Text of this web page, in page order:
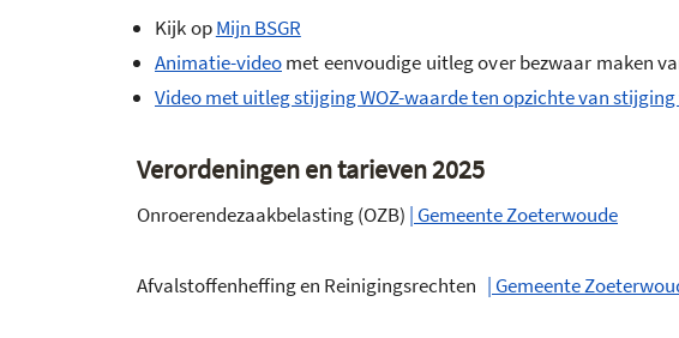
Kijk opMijn BSGR
Animatie-videomet eenvoudige uitleg over bezwaar maken
Video met uitleg stijging WOZ-waarde ten opzichte van
Verordeningen en tarieven 2025
Onroerendezaakbelasting (OZB) | Gemeente Zoeterwoude
Afvalstoffenheffing en Reinigingsrechten | Gemeente